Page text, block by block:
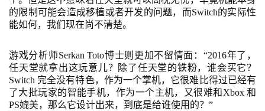
戏
闲
游
戏
的限制可能会造成移植或者开发的问题，而Switch的实际性
能如何，我们现在尚不清楚。
游戏分析师Serkan Toto博士则更加不留情面：“2016年了，
任天堂就拿出这玩意儿？除了任天堂的铁粉，谁会买它？
Switch 完全没有特色，作为一个掌机，它很难比得过已经有
了大批玩家的智能手机，作为一个主机，又很难和Xbox 和
PS媲美，那么它设计出来，到底是给谁使用的？”